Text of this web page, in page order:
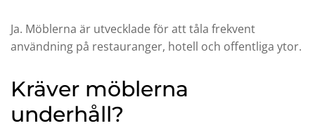
Ja. Möblerna är utvecklade för att tåla frekvent
användning på restauranger, hotell och offentliga ytor.
Kräver möblerna
underhåll?